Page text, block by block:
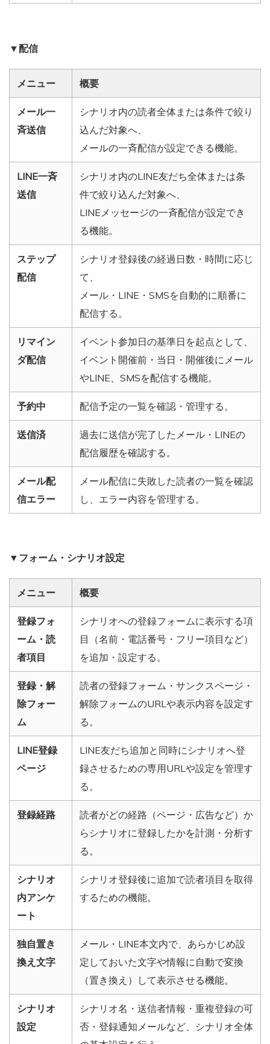
▼配信
メニュー 概要
メール一
斉送信
シナリオ内の読者全体または条件で絞り
込んだ対象へ、
メールの一斉配信が設定できる機能。
LINE一斉
送信
シナリオ内のLINE友だち全体または条
件で絞り込んだ対象へ、
LINEメッセージの一斉配信が設定でき
る機能。
ステップ
配信
シナリオ登録後の経過日数・時間に応じ
て、
メール・LINE・SMSを自動的に順番に
配信する。
リマイン
ダ配信
イベント参加日の基準日を起点として、
イベント開催前・当日・開催後にメール
やLINE、SMSを配信する機能。
予約中 配信予定の一覧を確認・管理する。
送信済
過去に送信が完了したメール・LINEの
配信履歴を確認する。
メール配
信エラー
メール配信に失敗した読者の一覧を確認
し、エラー内容を管理する。
▼フォーム・シナリオ設定
メニュー 概要
登録フォ
ーム・読
者項目
シナリオへの登録フォームに表示する項
目（名前・電話番号・フリー項目など）
を追加・設定する。
登録・解
除フォー
ム
読者の登録フォーム・サンクスページ・
解除フォームのURLや表示内容を設定す
る。
LINE登録
ページ
LINE友だち追加と同時にシナリオへ登
録させるための専用URLや設定を管理す
る。
登録経路
読者がどの経路（ページ・広告など）か
らシナリオに登録したかを計測・分析す
る。
シナリオ
内アンケ
ート
シナリオ登録後に追加で読者項目を取得
するための機能。
独自置き
換え文字
メール・LINE本文内で、あらかじめ設
定しておいた文字や情報に自動で変換
（置き換え）して表示させる機能。
シナリオ
設定
シナリオ名・送信者情報・重複登録の可
否・登録通知メールなど、シナリオ全体